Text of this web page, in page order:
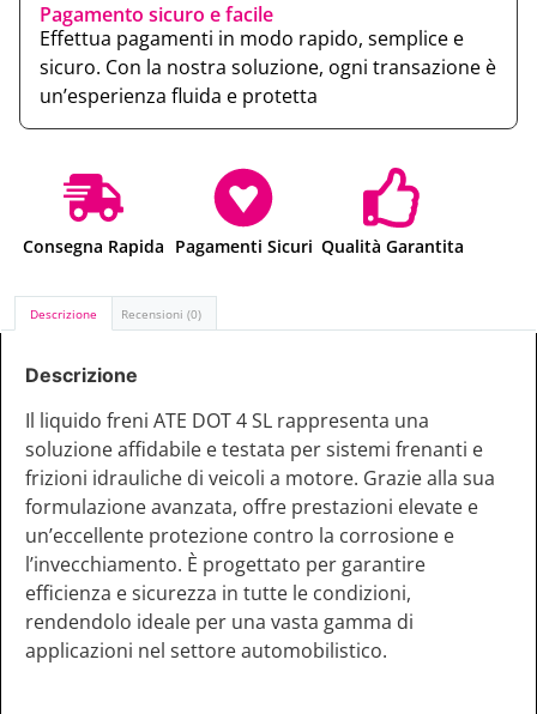
Pagamento sicuro e facile
Effettua pagamenti in modo rapido, semplice e
sicuro. Con la nostra soluzione, ogni transazione è
un’esperienza fluida e protetta
Consegna Rapida Pagamenti Sicuri Qualità Garantita
Descrizione Recensioni (0)
Descrizione
Il liquido freni ATE DOT 4 SL rappresenta una
soluzione affidabile e testata per sistemi frenanti e
frizioni idrauliche di veicoli a motore. Grazie alla sua
formulazione avanzata, offre prestazioni elevate e
un’eccellente protezione contro la corrosione e
l’invecchiamento. È progettato per garantire
efficienza e sicurezza in tutte le condizioni,
rendendolo ideale per una vasta gamma di
applicazioni nel settore automobilistico.